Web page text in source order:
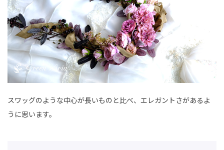
スワッグのような中心が長いものと比べ、エレガントさがあるよ
うに思います。